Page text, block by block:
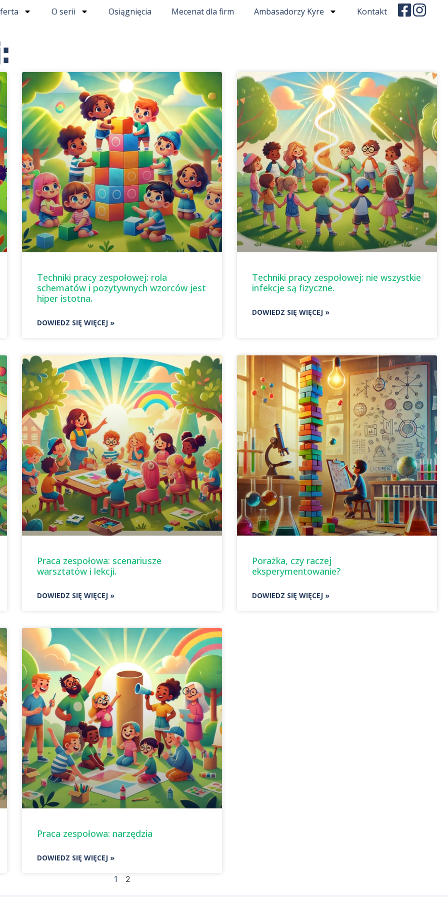
O serii Osiągnięcia Mecenat dla firm Ambasadorzy Kyre Kontakt
Techniki pracy zespołowej: rola
schematów i pozytywnych wzorców jest
hiper istotna.
DOWIEDZ SIĘ WIĘCEJ »
Techniki pracy zespołowej: nie wszystkie
infekcje są fizyczne.
DOWIEDZ SIĘ WIĘCEJ »
Praca zespołowa: scenariusze
warsztatów i lekcji.
DOWIEDZ SIĘ WIĘCEJ »
Porażka, czy raczej
eksperymentowanie?
DOWIEDZ SIĘ WIĘCEJ »
Praca zespołowa: narzędzia
DOWIEDZ SIĘ WIĘCEJ »
1 2